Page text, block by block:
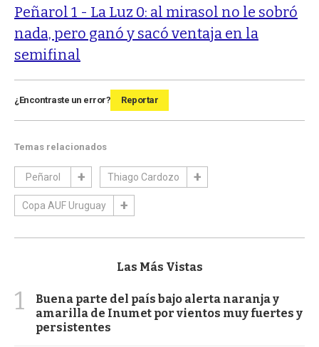
Peñarol 1 - La Luz 0: al mirasol no le sobró
nada, pero ganó y sacó ventaja en la
semifinal
¿Encontraste un error? Reportar
Temas relacionados
Peñarol Thiago Cardozo
Copa AUF Uruguay
Las Más Vistas
1
Buena parte del país bajo alerta naranja y
amarilla de Inumet por vientos muy fuertes y
persistentes